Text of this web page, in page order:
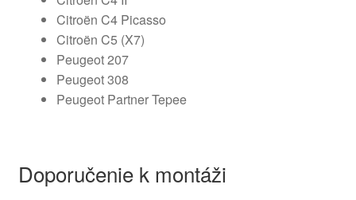
Citroën C4 Picasso
Citroën C5 (X7)
Peugeot 207
Peugeot 308
Peugeot Partner Tepee
Doporučenie k montáži